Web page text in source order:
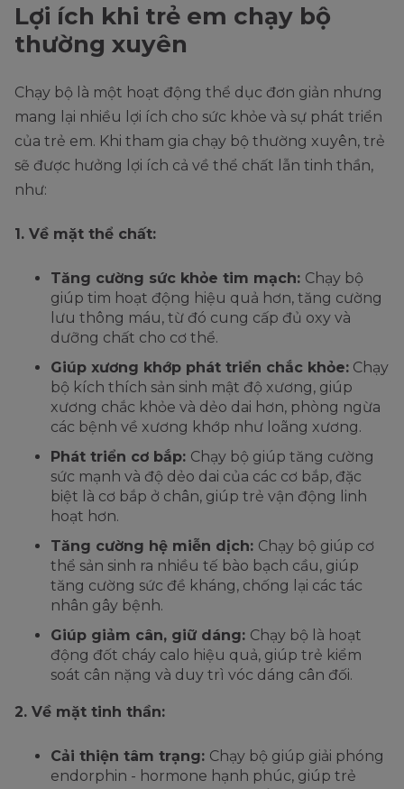
Lợi ích khi trẻ em chạy bộ
thường xuyên
Chạy bộ là một hoạt động thể dục đơn giản nhưng
mang lại nhiều lợi ích cho sức khỏe và sự phát triển
của trẻ em. Khi tham gia chạy bộ thường xuyên, trẻ
sẽ được hưởng lợi ích cả về thể chất lẫn tinh thần,
như:
1. Về mặt thể chất:
Tăng cường sức khỏe tim mạch: Chạy bộ
giúp tim hoạt động hiệu quả hơn, tăng cường
lưu thông máu, từ đó cung cấp đủ oxy và
dưỡng chất cho cơ thể.
Giúp xương khớp phát triển chắc khỏe: Chạy
bộ kích thích sản sinh mật độ xương, giúp
xương chắc khỏe và dẻo dai hơn, phòng ngừa
các bệnh về xương khớp như loãng xương.
Phát triển cơ bắp: Chạy bộ giúp tăng cường
sức mạnh và độ dẻo dai của các cơ bắp, đặc
biệt là cơ bắp ở chân, giúp trẻ vận động linh
hoạt hơn.
Tăng cường hệ miễn dịch: Chạy bộ giúp cơ
thể sản sinh ra nhiều tế bào bạch cầu, giúp
tăng cường sức đề kháng, chống lại các tác
nhân gây bệnh.
Giúp giảm cân, giữ dáng: Chạy bộ là hoạt
động đốt cháy calo hiệu quả, giúp trẻ kiểm
soát cân nặng và duy trì vóc dáng cân đối.
2. Về mặt tinh thần:
Cải thiện tâm trạng: Chạy bộ giúp giải phóng
endorphin - hormone hạnh phúc, giúp trẻ